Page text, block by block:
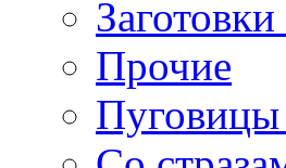
Прочие